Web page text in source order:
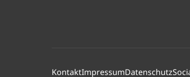
KontaktImpressumDatenschutz